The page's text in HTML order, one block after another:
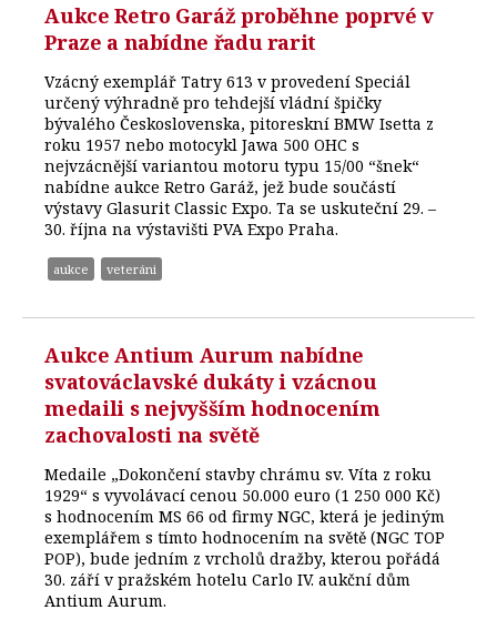
Aukce Retro Garáž proběhne poprvé v
Praze a nabídne řadu rarit
Vzácný exemplář Tatry 613 v provedení Speciál
určený výhradně pro tehdejší vládní špičky
bývalého Československa, pitoreskní BMW Isetta z
roku 1957 nebo motocykl Jawa 500 OHC s
nejvzácnější variantou motoru typu 15/00 “šnek“
nabídne aukce Retro Garáž, jež bude součástí
výstavy Glasurit Classic Expo. Ta se uskuteční 29. –
30. října na výstavišti PVA Expo Praha.
aukce veteráni
Aukce Antium Aurum nabídne
svatováclavské dukáty i vzácnou
medaili s nejvyšším hodnocením
zachovalosti na světě
Medaile „Dokončení stavby chrámu sv. Víta z roku
1929“ s vyvolávací cenou 50.000 euro (1 250 000 Kč)
s hodnocením MS 66 od firmy NGC, která je jediným
exemplářem s tímto hodnocením na světě (NGC TOP
POP), bude jedním z vrcholů dražby, kterou pořádá
30. září v pražském hotelu Carlo IV. aukční dům
Antium Aurum.